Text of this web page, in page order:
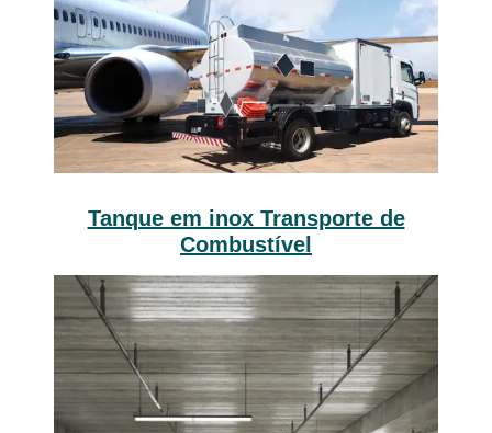
Tanque em inox Transporte de
Combustível